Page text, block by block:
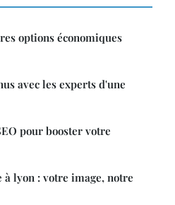
options économiques
avec les experts d'une
pour booster votre
à lyon : votre image, notre